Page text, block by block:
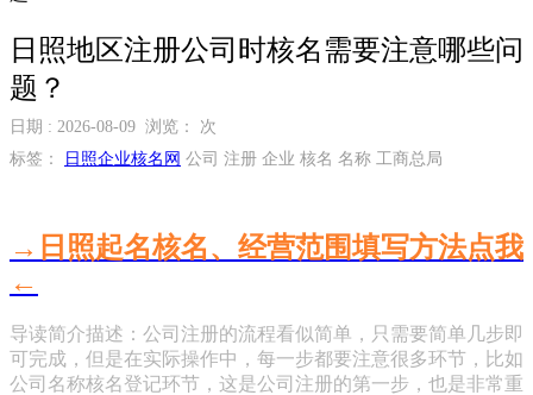
日照地区注册公司时核名需要注意哪些问
题？
日期 : 2026-08-09 浏览：
次
标签：
日照企业核名网 公司 注册 企业 核名 名称 工商总局
→日照起名核名、经营范围填写方法点我
←
导读简介描述：公司注册的流程看似简单，只需要简单几步即
可完成，但是在实际操作中，每一步都要注意很多环节，比如
公司名称核名登记环节，这是公司注册的第一步，也是非常重